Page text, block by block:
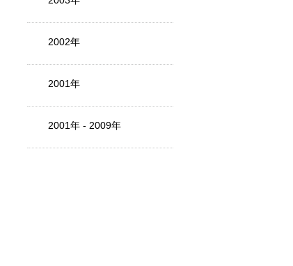
2002年
2001年
2001年 - 2009年